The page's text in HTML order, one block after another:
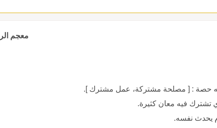
معجم
حصة : [ مصلحة مشتركة، عمل مشترك ].
تشترك فيه معان كثيرة.
يحدث نفسه.